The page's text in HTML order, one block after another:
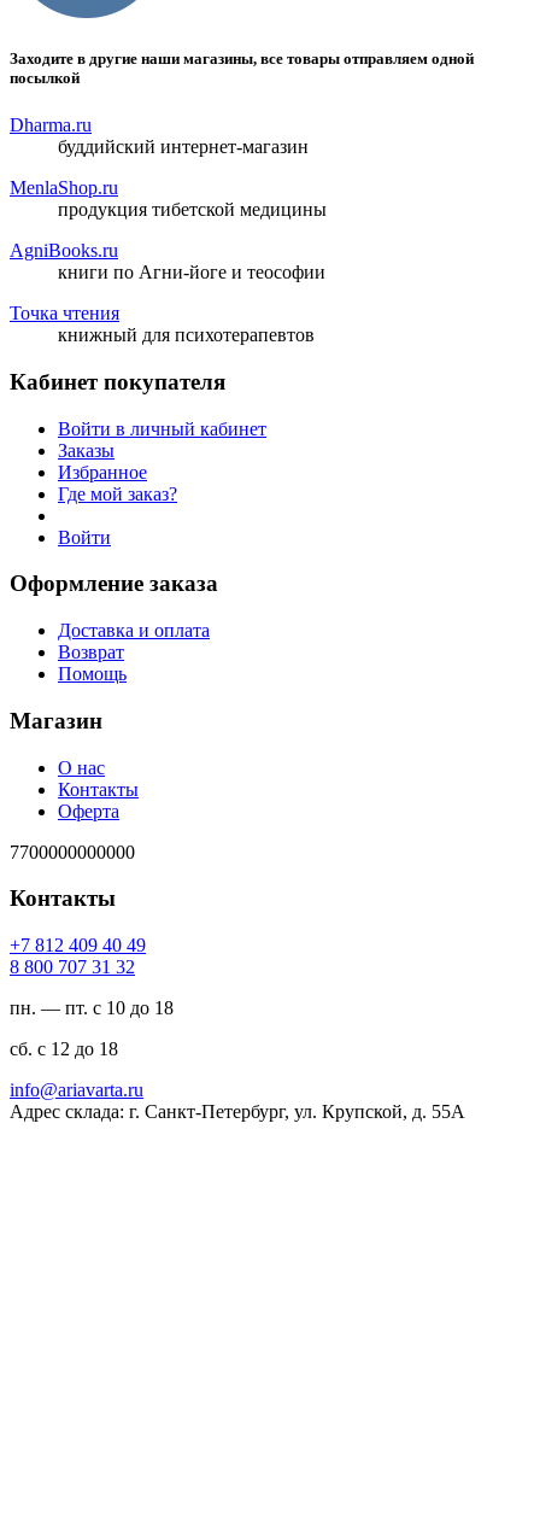
Заходите в другие наши магазины, все товары отправляем одной
посылкой
Dharma.ru
буддийский интернет-магазин
MenlaShop.ru
продукция тибетской медицины
AgniBooks.ru
книги по Агни-йоге и теософии
Точка чтения
книжный для психотерапевтов
Кабинет покупателя
Войти в личный кабинет
Заказы
Избранное
Где мой заказ?
Войти
Оформление заказа
Доставка и оплата
Возврат
Помощь
Магазин
О нас
Контакты
Оферта
7700000000000
Контакты
94 04 904 218 7+
23 13 707 008 8
пн. — пт. с 10 до 18
сб. с 12 до 18
ur.atravaira@ofni
Адрес склада: г. Санкт-Петербург, ул. Крупской, д. 55А